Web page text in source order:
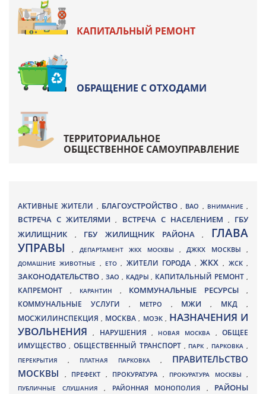
КАПИТАЛЬНЫЙ РЕМОНТ
ОБРАЩЕНИЕ С ОТХОДАМИ
ТЕРРИТОРИАЛЬНОЕ
ОБЩЕСТВЕННОЕ САМОУПРАВЛЕНИЕ
АКТИВНЫЕ ЖИТЕЛИ , БЛАГОУСТРОЙСТВО , ВАО , ВНИМАНИЕ ,
ВСТРЕЧА С ЖИТЕЛЯМИ, ВСТРЕЧА С НАСЕЛЕНИЕМ , ГБУ
ЖИЛИЩНИК
, ГБУ ЖИЛИЩНИК РАЙОНА, ГЛАВА
УПРАВЫ, ДЕПАРТАМЕНТ ЖКХ МОСКВЫ ,ДЖКХ МОСКВЫ ,
ДОМАШНИЕ ЖИВОТНЫЕ , ЕТО, ЖИТЕЛИ ГОРОДА , ЖКХ, ЖСК,
ЗАКОНОДАТЕЛЬСТВО , ЗАО , КАДРЫ, КАПИТАЛЬНЫЙ РЕМОНТ ,
КАПРЕМОНТ , КАРАНТИН , КОММУНАЛЬНЫЕ РЕСУРСЫ,
КОММУНАЛЬНЫЕ УСЛУГИ , МЕТРО , МЖИ, МКД ,
МОСЖИЛИНСПЕКЦИЯ, МОСКВА , МОЭК , НАЗНАЧЕНИЯ И
УВОЛЬНЕНИЯ, НАРУШЕНИЯ , НОВАЯ МОСКВА ,ОБЩЕЕ
ИМУЩЕСТВО , ОБЩЕСТВЕННЫЙ ТРАНСПОРТ , ПАРК, ПАРКОВКА ,
ПЕРЕКРЫТИЯ , ПЛАТНАЯ ПАРКОВКА , ПРАВИТЕЛЬСТВО
МОСКВЫ
, ПРЕФЕКТ , ПРОКУРАТУРА , ПРОКУРАТУРА МОСКВЫ ,
ПУБЛИЧНЫЕ СЛУШАНИЯ , РАЙОННАЯ МОНОПОЛИЯ , РАЙОНЫ